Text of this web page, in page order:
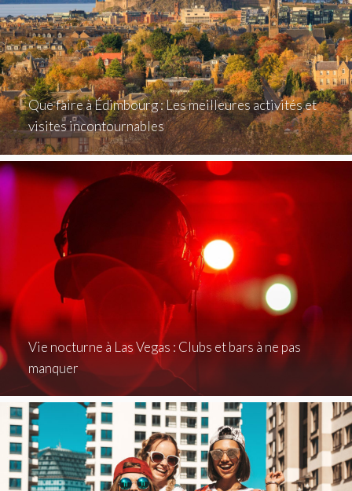
Que faire à Édimbourg : Les meilleures activités et
visites incontournables
Vie nocturne à Las Vegas : Clubs et bars à ne pas
manquer